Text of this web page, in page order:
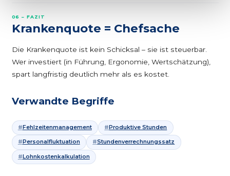
06 – FAZIT
Krankenquote = Chefsache
Die Krankenquote ist kein Schicksal – sie ist steuerbar.
Wer investiert (in Führung, Ergonomie, Wertschätzung),
spart langfristig deutlich mehr als es kostet.
Verwandte Begriffe
Fehlzeitenmanagement Produktive Stunden
Personalfluktuation Stundenverrechnungssatz
Lohnkostenkalkulation